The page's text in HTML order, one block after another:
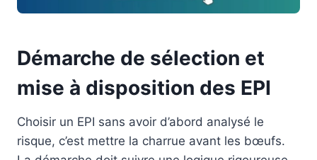
Démarche de sélection et
mise à disposition des EPI
Choisir un EPI sans avoir d’abord analysé le
risque, c’est mettre la charrue avant les bœufs.